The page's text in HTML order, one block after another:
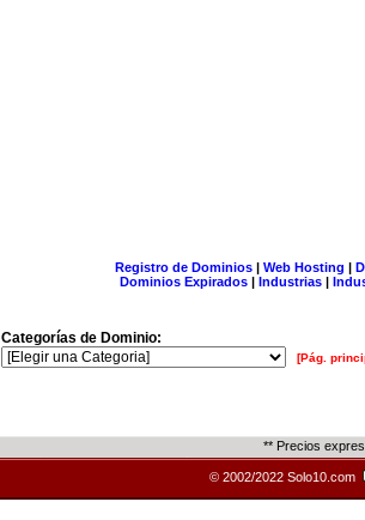
Registro de Dominios| Web Hosting |
Dominios Expirados | Industrias |
Categorías de Dominio:
[Pág.
** Precios
© 2002/2022 Solo10.com